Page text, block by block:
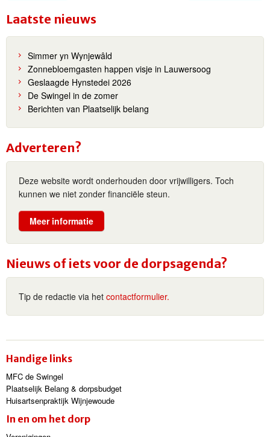
Laatste nieuws
Simmer yn Wynjewâld
Zonnebloemgasten happen visje in Lauwersoog
Geslaagde Hynstedei 2026
De Swingel in de zomer
Berichten van Plaatselijk belang
Adverteren?
Deze website wordt onderhouden door vrijwilligers. Toch
kunnen we niet zonder financiële steun.
Meer informatie
Nieuws of iets voor de dorpsagenda?
Tip de redactie via het contactformulier.
Handige links
MFC de Swingel
Plaatselijk Belang & dorpsbudget
Huisartsenpraktijk Wijnjewoude
In en om het dorp